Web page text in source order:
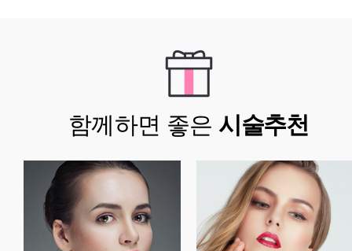
함께하면 좋은 시술추천